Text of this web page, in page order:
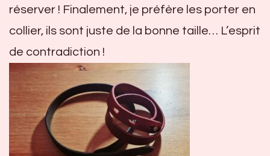
réserver ! Finalement, je préfère les porter en
collier, ils sont juste de la bonne taille… L’esprit
de contradiction !